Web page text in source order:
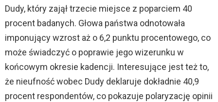
Dudy, który zajął trzecie miejsce z poparciem 40
procent badanych. Głowa państwa odnotowała
imponujący wzrost aż o 6,2 punktu procentowego, co
może świadczyć o poprawie jego wizerunku w
końcowym okresie kadencji. Interesujące jest też to,
że nieufność wobec Dudy deklaruje dokładnie 40,9
procent respondentów, co pokazuje polaryzację opinii